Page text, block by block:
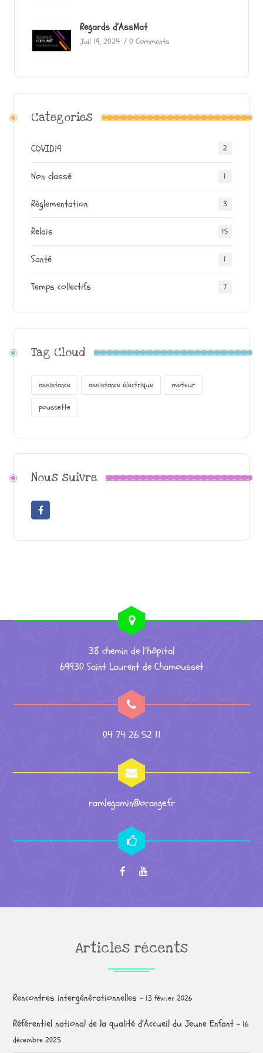
Regards d’AssMat
Juil 19, 2024 /0 Comments
Categories
COVID19 2
Non classé 1
Règlementation 3
Relais 15
Santé 1
Temps collectifs 7
Tag Cloud
assistance assistance électrique moteur
poussette
Nous suivre
38 chemin de l’hôpital
69930 Saint Laurent de Chamousset
04 74 26 52 11
ramlegamin@orange.fr
Articles récents
Rencontres intergénérationnelles 13 février 2026
Référentiel national de la qualité d’Accueil du Jeune Enfant
16
décembre 2025